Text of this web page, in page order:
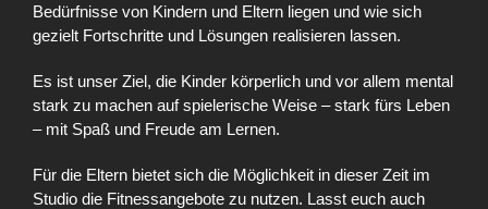
Bedürfnisse von Kindern und Eltern liegen und wie sich
gezielt Fortschritte und Lösungen realisieren lassen.
Es ist unser Ziel, die Kinder körperlich und vor allem mental
stark zu machen auf spielerische Weise – stark fürs Leben
– mit Spaß und Freude am Lernen.
Für die Eltern bietet sich die Möglichkeit in dieser Zeit im
Studio die Fitnessangebote zu nutzen. Lasst euch auch